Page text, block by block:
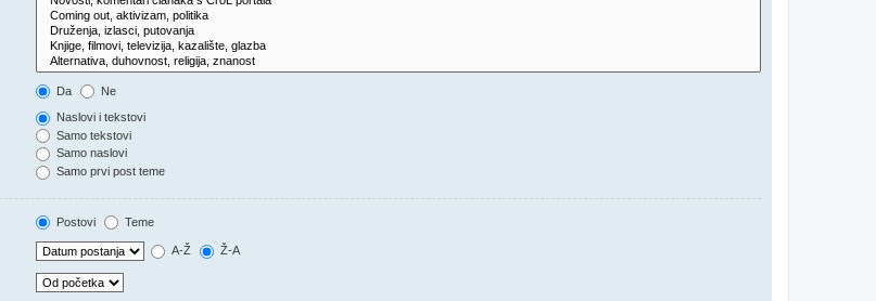
Da Ne
Naslovi i tekstovi
Samo tekstovi
Samo naslovi
Samo prvi post teme
Postovi Teme
A-Ž Ž-A